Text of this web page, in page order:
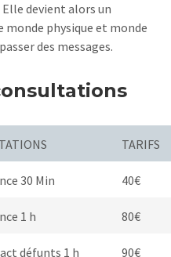
devient alors un
physique et monde
des messages.
TARIFS
30 Min 40€
1 h 80€
défunts 1 h 90€